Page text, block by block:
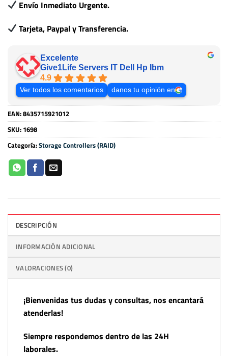
Envío Inmediato Urgente.
Tarjeta, Paypal y Transferencia.
Excelente
Give1Life Servers IT Dell Hp Ibm
4.9
Ver todos los comentarios danos tu opinión en
EAN:8435715921012
SKU: 1698
Categoría:Storage Controllers (RAID)
DESCRIPCIÓN
INFORMACIÓN ADICIONAL
VALORACIONES (0)
¡Bienvenidas tus dudas y consultas, nos encantará
atenderlas!
Siempre respondemos dentro de las 24H
laborales.